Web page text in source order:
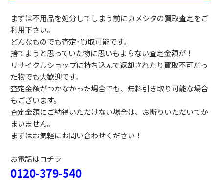
まずは不用品を処分してしまう前にカメシタの買取査定をご
利用下さい。
どんなものでも査定･買取可能です。
捨てようと思っていた物に思いもよらない査定金額が！
リサイクルショップに持ち込んで返却されたり買取不可だっ
た物でも大歓迎です。
査定金額がつかなかった場合でも、無料引き取り可能な場合
もございます。
査定金額にご納得いただけない場合は、お断りいただいてか
まいません。
まずはお気軽にお問い合わせください！
お電話はコチラ
0120-379-540